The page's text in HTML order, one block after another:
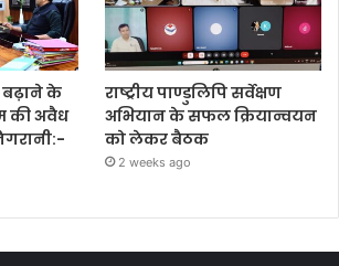
बढ़ाने के
की अवैध
राष्ट्रीय पाण्डुलिपि सर्वेक्षण
अभियान के सफल क्रियान्वयन
को लेकर बैठक
2 weeks ago